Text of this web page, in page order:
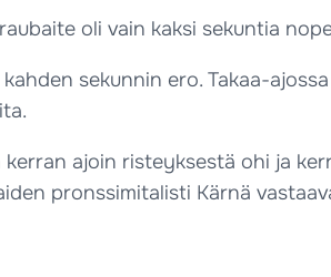
oli vain kaksi sekuntia
sekunnin ero. Takaa-
ajoin risteyksestä ohi ja
pronssimitalisti Kärnä